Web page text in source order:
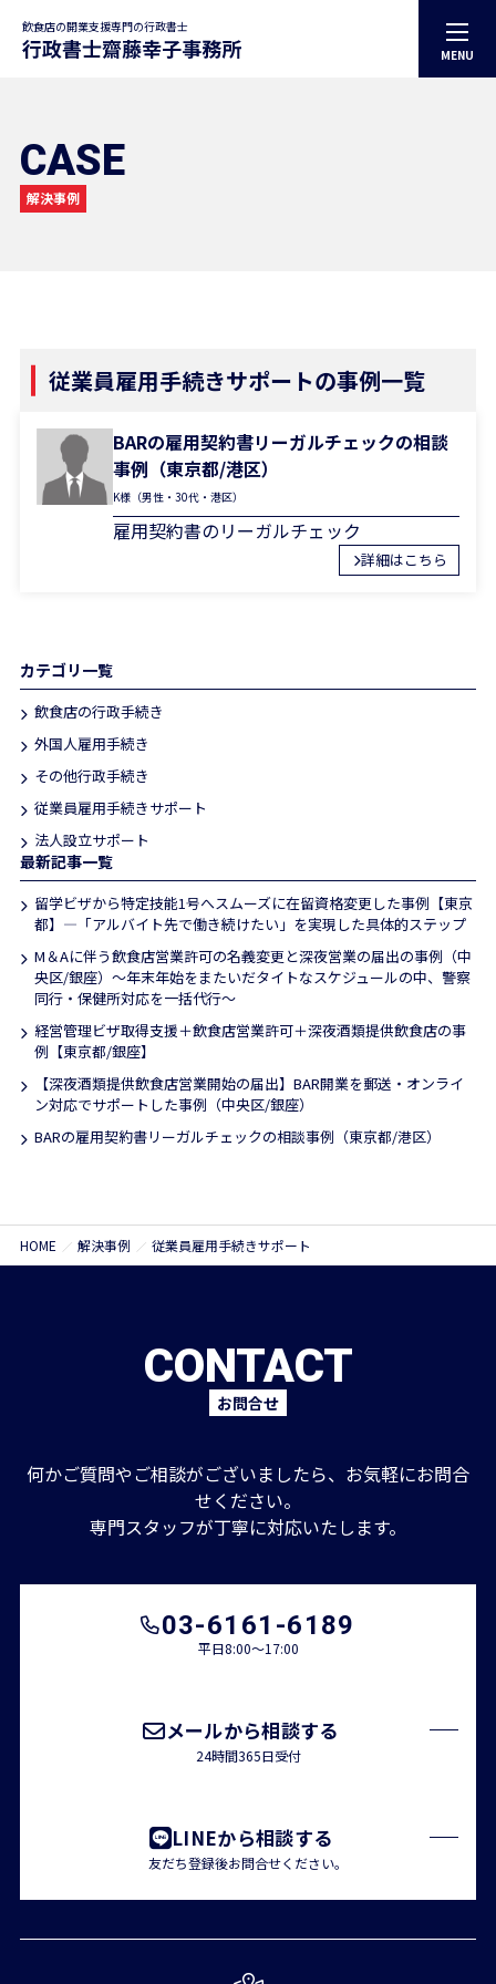
飲食店の開業支援専門の行政書士
MENU
CASE
解決事例
従業員雇用手続きサポートの事例一覧
BARの雇用契約書リーガルチェックの相談
事例（東京都/港区）
K様（男性・30代・港区）
雇用契約書のリーガルチェック
詳細はこちら
カテゴリ一覧
飲食店の行政手続き
外国人雇用手続き
その他行政手続き
従業員雇用手続きサポート
法人設立サポート
最新記事一覧
留学ビザから特定技能1号へスムーズに在留資格変更した事例【東京
都】―「アルバイト先で働き続けたい」を実現した具体的ステップ
M＆Aに伴う飲食店営業許可の名義変更と深夜営業の届出の事例（中
央区/銀座）〜年末年始をまたいだタイトなスケジュールの中、警察
同行・保健所対応を一括代行〜
経営管理ビザ取得支援＋飲食店営業許可＋深夜酒類提供飲食店の事
例【東京都/銀座】
【深夜酒類提供飲食店営業開始の届出】BAR開業を郵送・オンライ
ン対応でサポートした事例（中央区/銀座）
BARの雇用契約書リーガルチェックの相談事例（東京都/港区）
HOME 解決事例 従業員雇用手続きサポート
CONTACT
お問合せ
何かご質問やご相談がございましたら、お気軽にお問合
せください。
専門スタッフが丁寧に対応いたします。
03-6161-6189
平日8:00～17:00
メールから相談する
24時間365日受付
LINEから相談する
友だち登録後お問合せください。
サービス案内
解決事例
お役立ち記事
CONTACT
お問合せ
24時間365日受付
LINEから相談する
友だち登録後お問合せください。